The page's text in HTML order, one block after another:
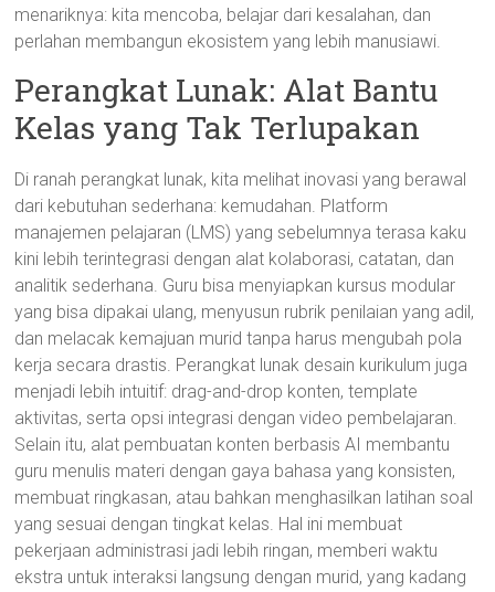
menariknya: kita mencoba, belajar dari kesalahan, dan
perlahan membangun ekosistem yang lebih manusiawi.
Perangkat Lunak: Alat Bantu
Kelas yang Tak Terlupakan
Di ranah perangkat lunak, kita melihat inovasi yang berawal
dari kebutuhan sederhana: kemudahan. Platform
manajemen pelajaran (LMS) yang sebelumnya terasa kaku
kini lebih terintegrasi dengan alat kolaborasi, catatan, dan
analitik sederhana. Guru bisa menyiapkan kursus modular
yang bisa dipakai ulang, menyusun rubrik penilaian yang adil,
dan melacak kemajuan murid tanpa harus mengubah pola
kerja secara drastis. Perangkat lunak desain kurikulum juga
menjadi lebih intuitif: drag-and-drop konten, template
aktivitas, serta opsi integrasi dengan video pembelajaran.
Selain itu, alat pembuatan konten berbasis AI membantu
guru menulis materi dengan gaya bahasa yang konsisten,
membuat ringkasan, atau bahkan menghasilkan latihan soal
yang sesuai dengan tingkat kelas. Hal ini membuat
pekerjaan administrasi jadi lebih ringan, memberi waktu
ekstra untuk interaksi langsung dengan murid, yang kadang